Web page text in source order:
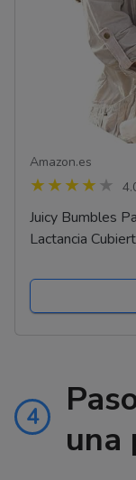
Amazon.es
Juicy Bumbles
Lactancia
4
una